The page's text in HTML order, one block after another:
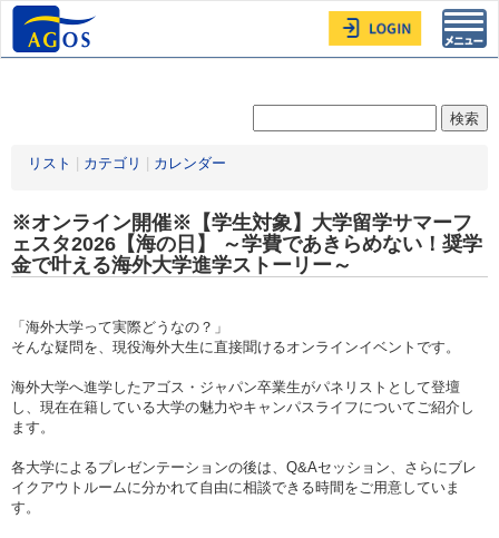
リスト カテゴリ カレンダー
※オンライン開催※【学生対象】大学留学サマーフ
ェスタ2026【海の日】 ～学費であきらめない！奨学
金で叶える海外大学進学ストーリー～
「海外大学って実際どうなの？」
そんな疑問を、現役海外大生に直接聞けるオンラインイベントです。
海外大学へ進学したアゴス・ジャパン卒業生がパネリストとして登壇
し、現在在籍している大学の魅力やキャンパスライフについてご紹介し
ます。
各大学によるプレゼンテーションの後は、Q&Aセッション、さらにブレ
イクアウトルームに分かれて自由に相談できる時間をご用意していま
す。